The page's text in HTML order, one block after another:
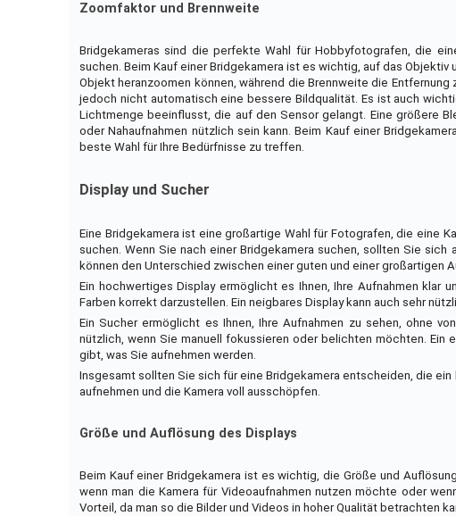
Zoomfaktor und Brennweite
Bridgekameras sind die perfekte Wahl für Hobbyfotografen, die
suchen. Beim Kauf einer Bridgekamera ist es wichtig, auf das
Objekt heranzoomen können, während die Brennweite die
jedoch nicht automatisch eine bessere Bildqualität. Es ist auch
Lichtmenge beeinflusst, die auf den Sensor gelangt. Eine größere
oder Nahaufnahmen nützlich sein kann. Beim Kauf einer
beste Wahl für Ihre Bedürfnisse zu treffen.
Display und Sucher
Eine Bridgekamera ist eine großartige Wahl für Fotografen, die eine
suchen. Wenn Sie nach einer Bridgekamera suchen, sollten Sie
können den Unterschied zwischen einer guten und einer großartigen
Ein hochwertiges Display ermöglicht es Ihnen, Ihre Aufnahmen klar
Farben korrekt darzustellen. Ein neigbares Display kann auch sehr
Ein Sucher ermöglicht es Ihnen, Ihre Aufnahmen zu sehen, ohne
nützlich, wenn Sie manuell fokussieren oder belichten möchten.
gibt, was Sie aufnehmen werden.
Insgesamt sollten Sie sich für eine Bridgekamera entscheiden, die
aufnehmen und die Kamera voll ausschöpfen.
Größe und Auflösung des Displays
Beim Kauf einer Bridgekamera ist es wichtig, die Größe und
wenn man die Kamera für Videoaufnahmen nutzen möchte oder
Vorteil, da man so die Bilder und Videos in hoher Qualität betrachten